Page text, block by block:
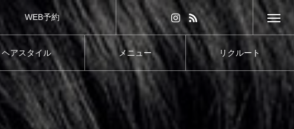
ヘアスタイル メニュー リクルート
WEB予約